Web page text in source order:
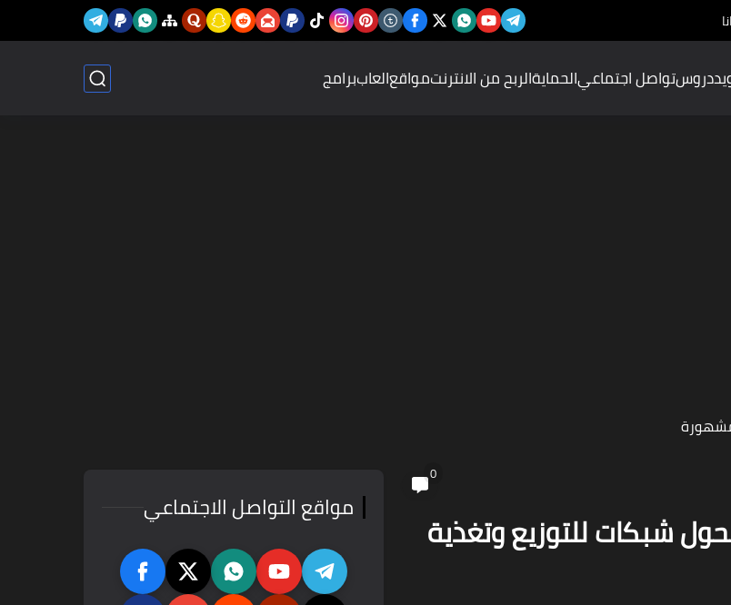
دروستواصل اجتماعيالحمايةالربح من الانترنتمواقعالعاببرامج
0
شبكات للتوزيع وتغذية
مواقع التواصل الاجتماعي